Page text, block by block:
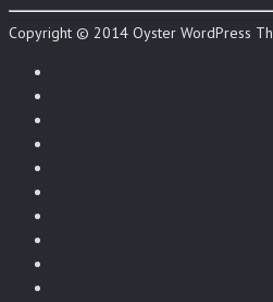
Copyright © 2014 Oyster WordPress